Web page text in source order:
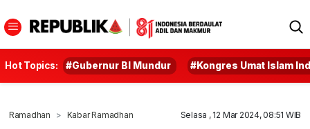
Hot Topics: #Gubernur BI Mundur #Kongres Umat Islam
Ramadhan Kabar Ramadhan Selasa , 12 Mar 2024, 08:51 WIB